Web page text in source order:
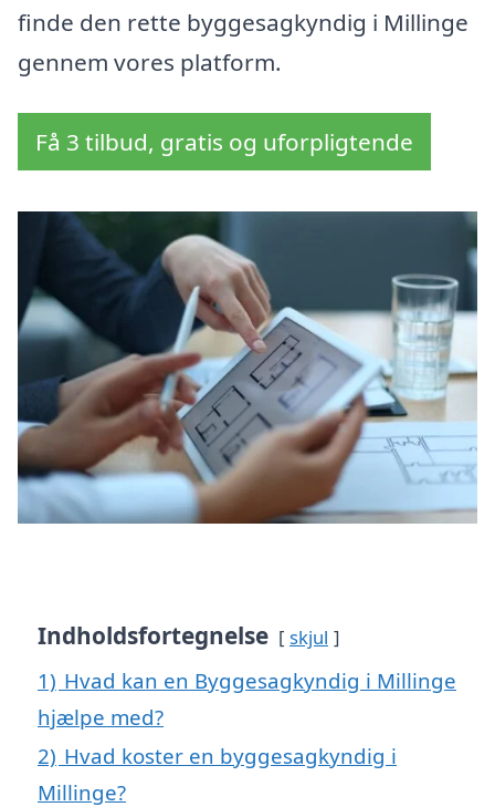
finde den rette byggesagkyndig i Millinge
gennem vores platform.
Få 3 tilbud, gratis og uforpligtende
Indholdsfortegnelse skjul
1) Hvad kan en Byggesagkyndig i Millinge
hjælpe med?
2) Hvad koster en byggesagkyndig i
Millinge?